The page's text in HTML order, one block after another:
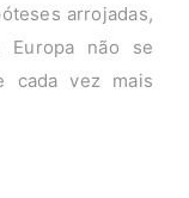
arrojadas,
Europa não se
cada vez mais